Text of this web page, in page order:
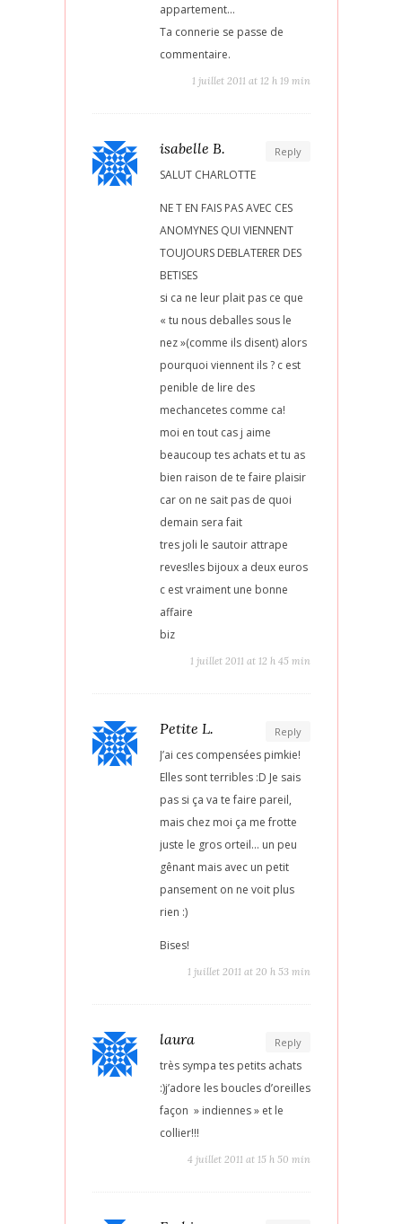
appartement…
Ta connerie se passe de
commentaire.
1 juillet 2011 at 12 h 19 min
Reply
isabelle B.
SALUT CHARLOTTE
NE T EN FAIS PAS AVEC CES
ANOMYNES QUI VIENNENT
TOUJOURS DEBLATERER DES
BETISES
si ca ne leur plait pas ce que
« tu nous deballes sous le
nez »(comme ils disent) alors
pourquoi viennent ils ? c est
penible de lire des
mechancetes comme ca!
moi en tout cas j aime
beaucoup tes achats et tu as
bien raison de te faire plaisir
car on ne sait pas de quoi
demain sera fait
tres joli le sautoir attrape
reves!les bijoux a deux euros
c est vraiment une bonne
affaire
biz
1 juillet 2011 at 12 h 45 min
Reply
Petite L.
J’ai ces compensées pimkie!
Elles sont terribles :D Je sais
pas si ça va te faire pareil,
mais chez moi ça me frotte
juste le gros orteil… un peu
gênant mais avec un petit
pansement on ne voit plus
rien :)
Bises!
1 juillet 2011 at 20 h 53 min
Reply
laura
très sympa tes petits achats
:)j’adore les boucles d’oreilles
façon » indiennes » et le
collier!!!
4 juillet 2011 at 15 h 50 min